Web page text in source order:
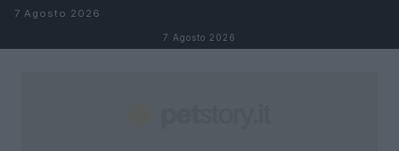
Salta al contenuto
7 Agosto 2026
7 Agosto 2026